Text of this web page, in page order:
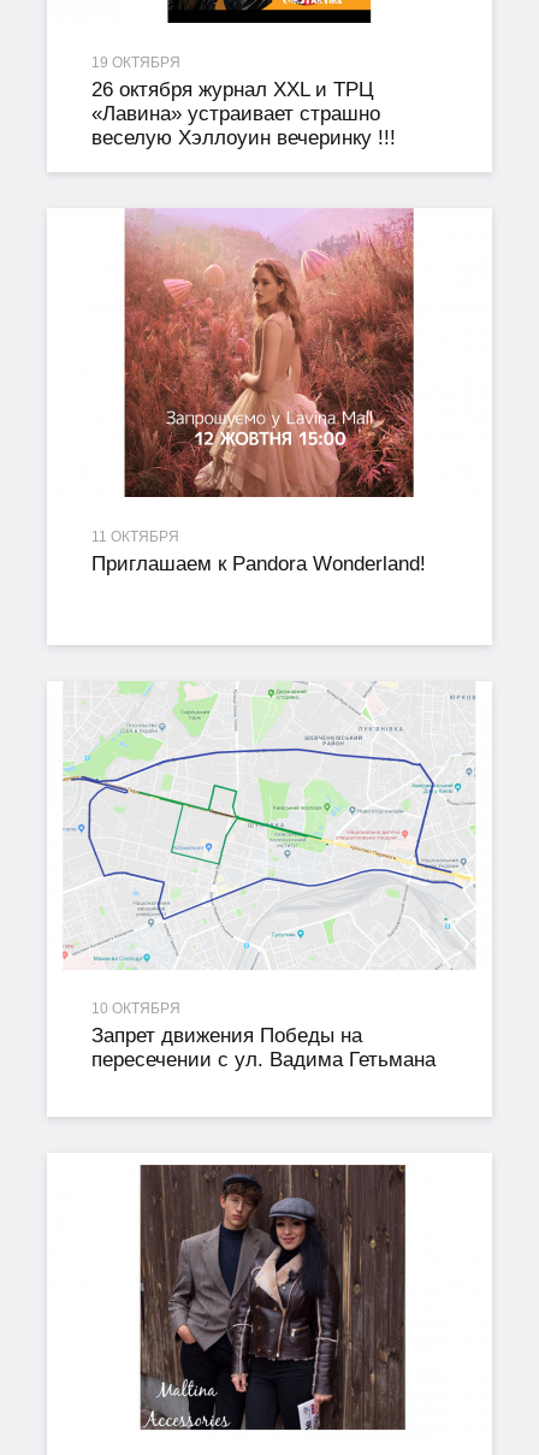
19 ОКТЯБРЯ
26 октября журнал XXL и ТРЦ
«Лавина» устраивает страшно
веселую Хэллоуин вечеринку !!!
11 ОКТЯБРЯ
Приглашаем к Pandora Wonderland!
10 ОКТЯБРЯ
Запрет движения Победы на
пересечении с ул. Вадима Гетьмана